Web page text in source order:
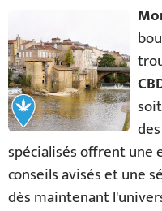
spécialisés offrent une
conseils avisés et une
dès maintenant